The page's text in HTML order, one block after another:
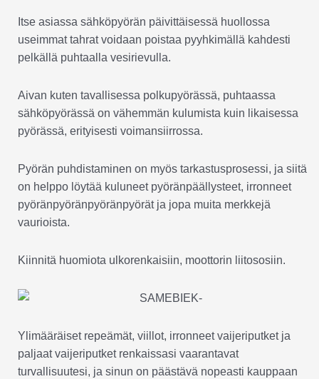
Itse asiassa sähköpyörän päivittäisessä huollossa
useimmat tahrat voidaan poistaa pyyhkimällä kahdesti
pelkällä puhtaalla vesirievulla.
Aivan kuten tavallisessa polkupyörässä, puhtaassa
sähköpyörässä on vähemmän kulumista kuin likaisessa
pyörässä, erityisesti voimansiirrossa.
Pyörän puhdistaminen on myös tarkastusprosessi, ja siitä
on helppo löytää kuluneet pyöränpäällysteet, irronneet
pyöränpyöränpyöränpyörät ja jopa muita merkkejä
vaurioista.
Kiinnitä huomiota ulkorenkaisiin, moottorin liitososiin.
Ylimääräiset repeämät, viillot, irronneet vaijeriputket ja
paljaat vaijeriputket renkaissasi vaarantavat
turvallisuutesi, ja sinun on päästävä nopeasti kauppaan